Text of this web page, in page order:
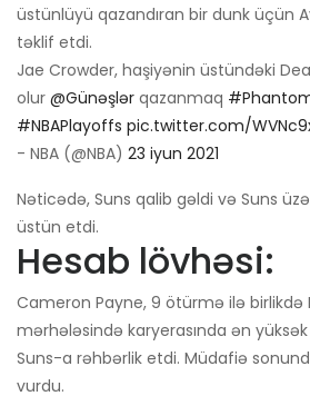
üstünlüyü qazandıran bir dunk üçün
təklif etdi.
Jae Crowder, haşiyənin üstündəki
olur @Günəşlər qazanmaq
#NBAPlayoffs pic.twitter.com/
- NBA (@NBA) 23 iyun 2021
Nəticədə, Suns qalib gəldi və Suns
üstün etdi.
Hesab lövhəsi:
Cameron Payne, 9 ötürmə ilə birlikdə
mərhələsində karyerasında ən
Suns-a rəhbərlik etdi. Müdafiə
vurdu.